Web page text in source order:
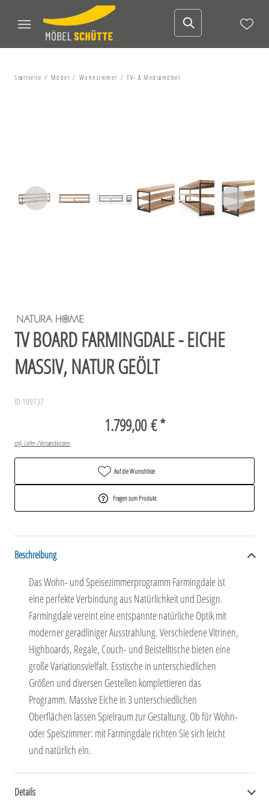
Startseite Möbel Wohnzimmer TV- & Mediamöbel
TV BOARD FARMINGDALE - EICHE
MASSIV, NATUR GEÖLT
ID 109737
1.799,00 € *
zzgl. Liefer-/Versandkosten
Auf die Wunschliste
Fragen zum Produkt
Beschreibung
Das Wohn- und Speisezimmerprogramm Farmingdale ist
eine perfekte Verbindung aus Natürlichkeit und Design.
Farmingdale vereint eine entspannte natürliche Optik mit
moderner geradliniger Ausstrahlung. Verschiedene Vitrinen,
Highboards, Regale, Couch- und Beistelltische bieten eine
große Variationsvielfalt. Esstische in unterschiedlichen
Größen und diversen Gestellen komplettieren das
Programm. Massive Eiche in 3 unterschiedlichen
Oberflächen lassen Spielraum zur Gestaltung. Ob für Wohn-
oder Speiszimmer: mit Farmingdale richten Sie sich leicht
und natürlich ein.
Details